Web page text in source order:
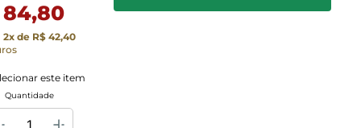
84,80
2x de R$ 42,40
este item
Quantidade